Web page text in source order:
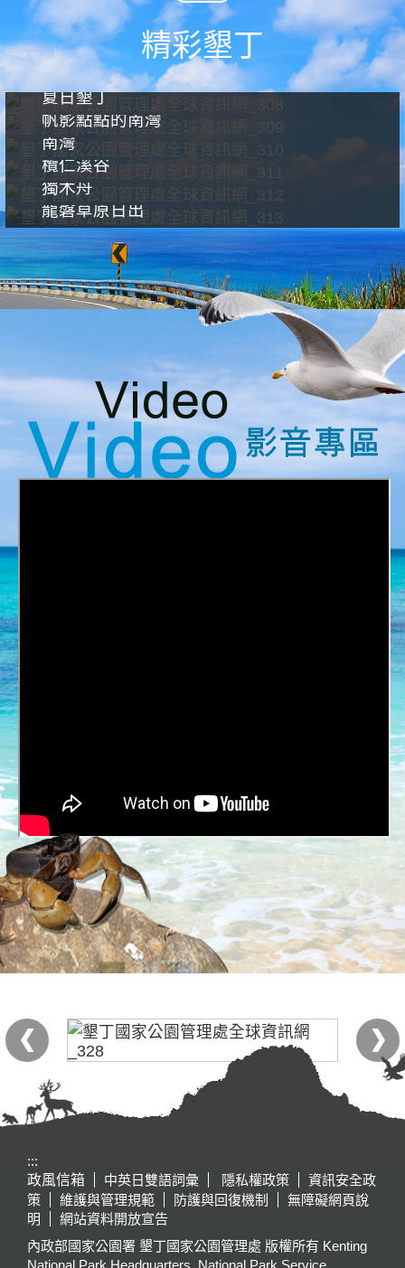
精彩墾丁
夏日墾丁
帆影點點的南灣
南灣
欖仁溪谷
獨木舟
龍磐草原日出
:::
政風信箱
中英日雙語詞彙 隱私權政策
資訊安全政
策
維護與管理規範 防護與回復機制
無障礙網頁說
明
網站資料開放宣告
內政部國家公園署 墾丁國家公園管理處 版權所有 Kenting
National Park Headquarters, National Park Service,